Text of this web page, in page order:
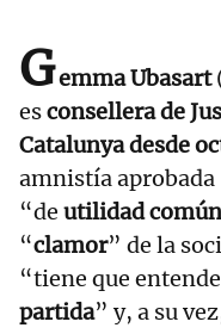
Gemma Ubasart
esconsellera de
Catalunya desde
amnistía aprobada
“de utilidad común
“clamor” de la
“tiene que
partida” y, a su